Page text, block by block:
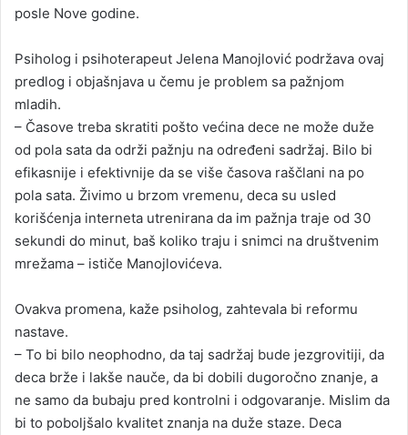
posle Nove godine.
Psiholog i psihoterapeut Jelena Manojlović podržava ovaj
predlog i objašnjava u čemu je problem sa pažnjom
mladih.
– Časove treba skratiti pošto većina dece ne može duže
od pola sata da održi pažnju na određeni sadržaj. Bilo bi
efikasnije i efektivnije da se više časova raščlani na po
pola sata. Živimo u brzom vremenu, deca su usled
korišćenja interneta utrenirana da im pažnja traje od 30
sekundi do minut, baš koliko traju i snimci na društvenim
mrežama – ističe Manojlovićeva.
Ovakva promena, kaže psiholog, zahtevala bi reformu
nastave.
– To bi bilo neophodno, da taj sadržaj bude jezgrovitiji, da
deca brže i lakše nauče, da bi dobili dugoročno znanje, a
ne samo da bubaju pred kontrolni i odgovaranje. Mislim da
bi to poboljšalo kvalitet znanja na duže staze. Deca